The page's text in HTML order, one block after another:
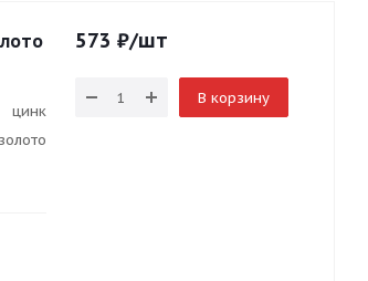
цинк
573 ₽/шт
В корзину